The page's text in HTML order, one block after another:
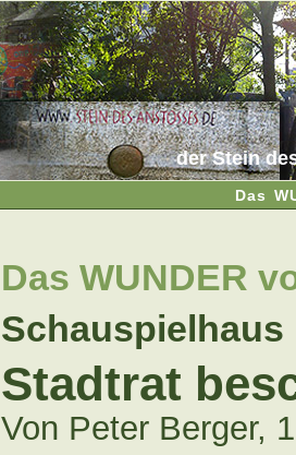
der Stein
Das
Das WUNDER
Schauspielhaus
Stadtrat
Von Peter Berger,